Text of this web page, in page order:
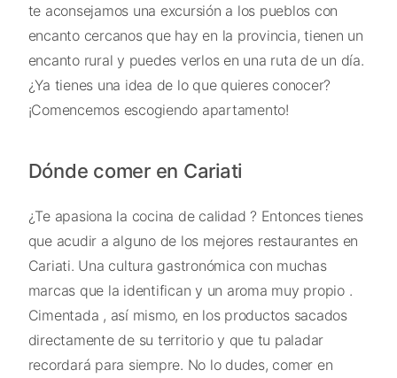
te aconsejamos una excursión a los pueblos con
encanto cercanos que hay en la provincia, tienen un
encanto rural y puedes verlos en una ruta de un día.
¿Ya tienes una idea de lo que quieres conocer?
¡Comencemos escogiendo apartamento!
Dónde comer en Cariati
¿Te apasiona la cocina de calidad ? Entonces tienes
que acudir a alguno de los mejores restaurantes en
Cariati. Una cultura gastronómica con muchas
marcas que la identifican y un aroma muy propio .
Cimentada , así mismo, en los productos sacados
directamente de su territorio y que tu paladar
recordará para siempre. No lo dudes, comer en